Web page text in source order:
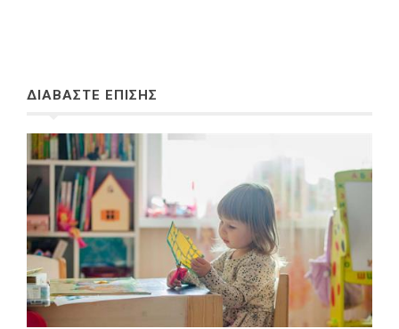
ΔΙΑΒΑΣΤΕ ΕΠΙΣΗΣ